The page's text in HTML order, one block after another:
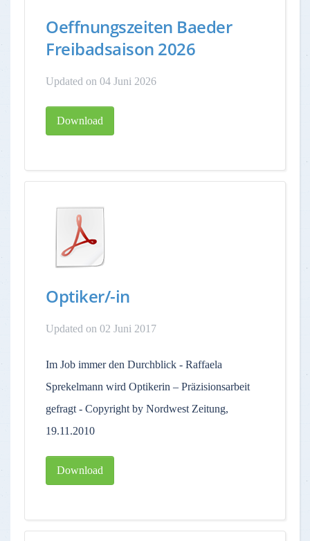
Oeffnungszeiten Baeder
Freibadsaison 2026
Updated on 04 Juni 2026
Download
Optiker/-in
Updated on 02 Juni 2017
Im Job immer den Durchblick - Raffaela
Sprekelmann wird Optikerin – Präzisionsarbeit
gefragt - Copyright by Nordwest Zeitung,
19.11.2010
Download